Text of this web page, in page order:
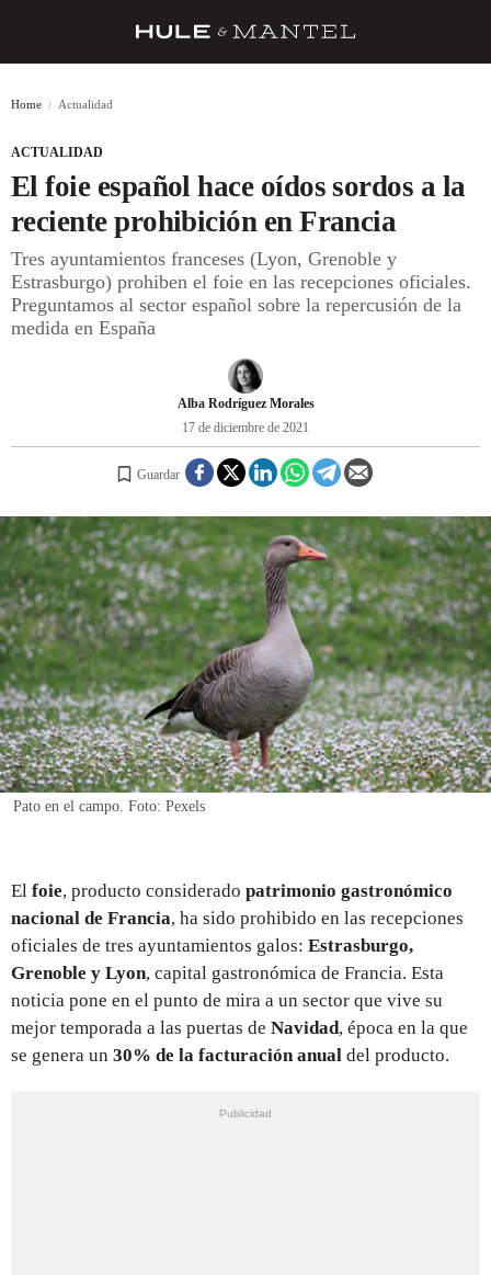
BARRAS Y ESTRELLAS
DÓNDE COMER
ÍDOLOS DE MESAS
CUADERNO DE VIAJE
REGISTRO
INICIAR SESIÓN
Home Actualidad
ACTUALIDAD
El foie español hace oídos sordos a la
reciente prohibición en Francia
Tres ayuntamientos franceses (Lyon, Grenoble y
Estrasburgo) prohiben el foie en las recepciones oficiales.
Preguntamos al sector español sobre la repercusión de la
medida en España
Alba Rodríguez Morales
17 de diciembre de 2021
Guardar
Pato en el campo. Foto: Pexels
El foie, producto considerado patrimonio gastronómico
nacional de Francia, ha sido prohibido en las recepciones
oficiales de tres ayuntamientos galos: Estrasburgo,
Grenoble y Lyon, capital gastronómica de Francia. Esta
noticia pone en el punto de mira a un sector que vive su
mejor temporada a las puertas de Navidad, época en la que
se genera un 30% de la facturación anual del producto.